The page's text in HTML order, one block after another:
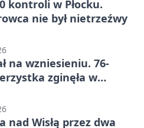
kontroli w Płocku.
nie był nietrzeźwy
na wzniesieniu. 76-
zginęła w
nad Wisłą przez dwa